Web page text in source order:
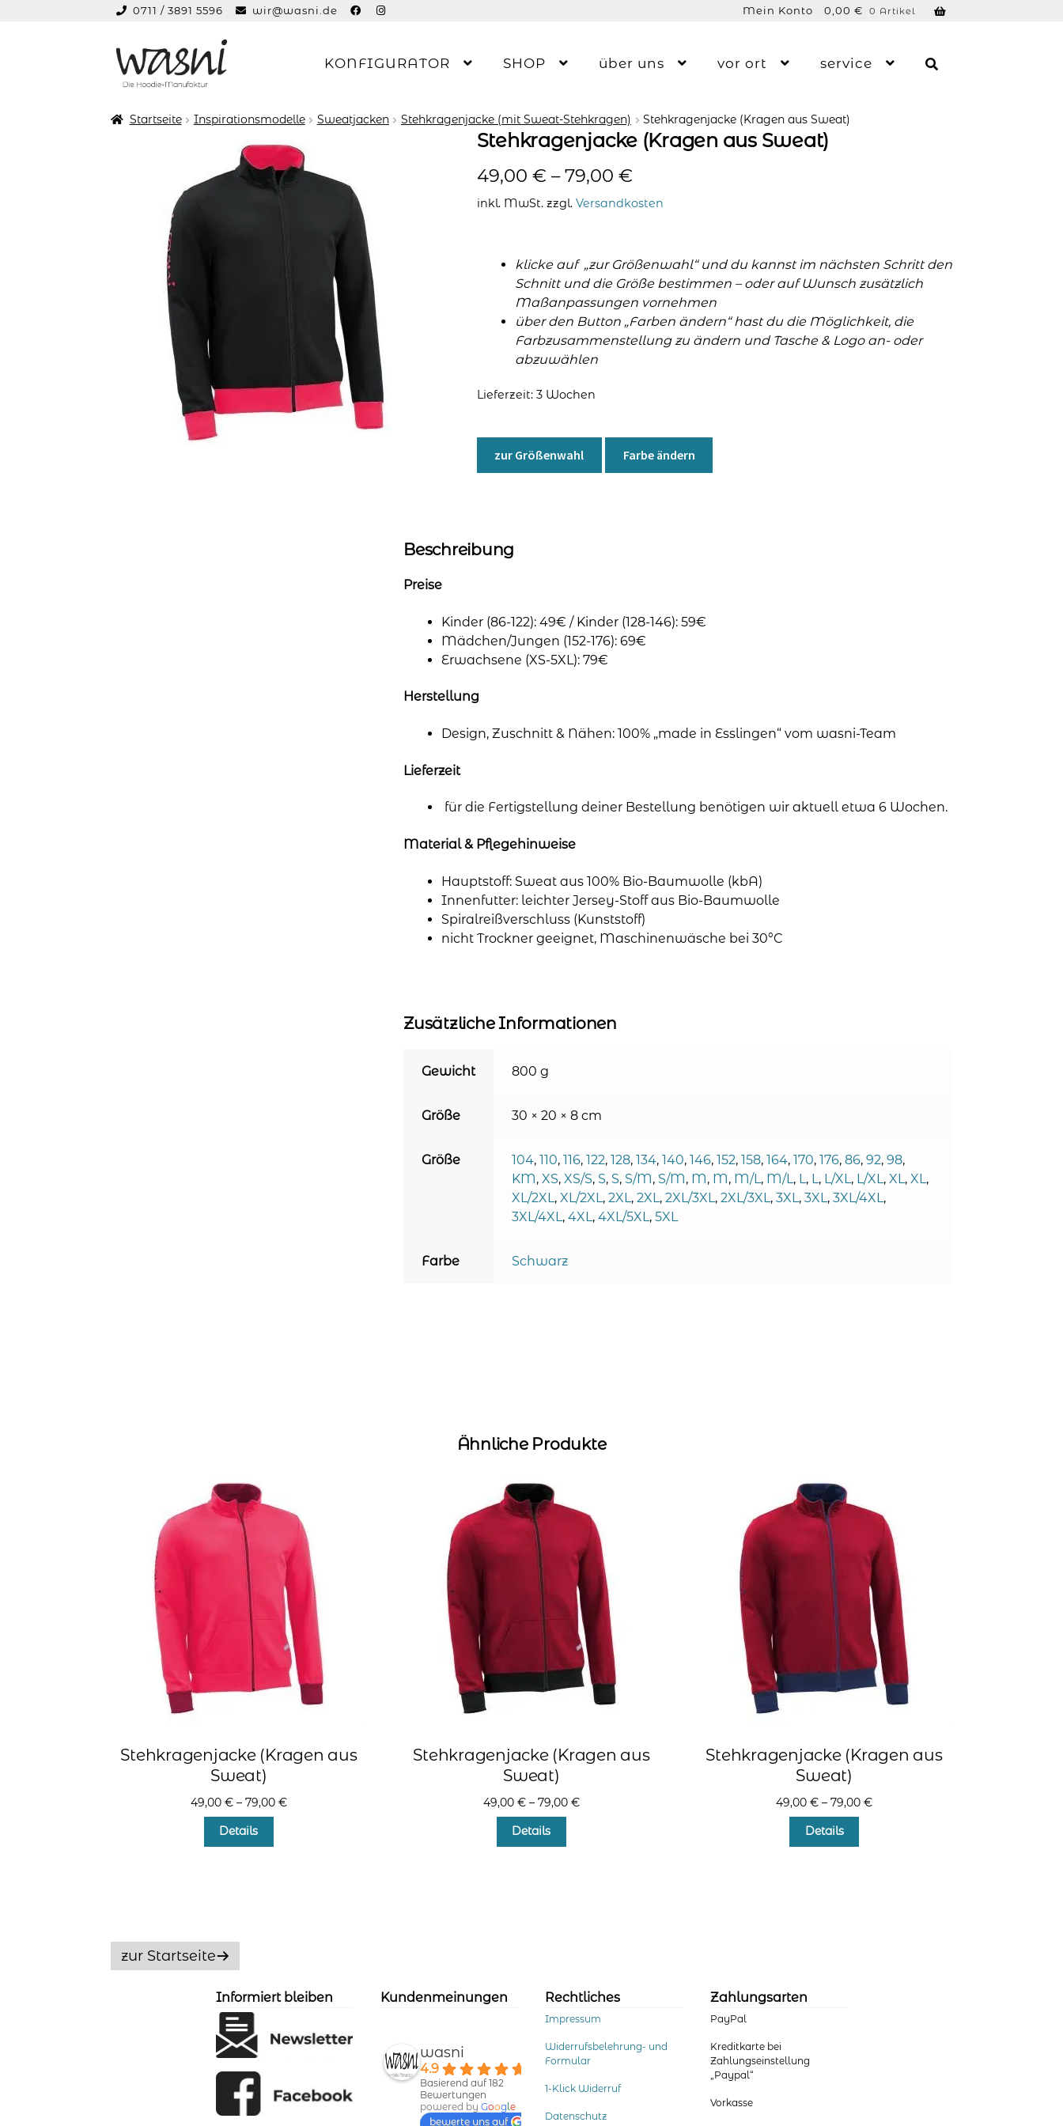
0,00 € 0 Artikel
0711 / 3891 5596 wir@wasni.de Mein Konto
Zur
springen
Zum
springen
KONFIGURATOR SHOP über uns vor ort service
Startseite Inspirationsmodelle Sweatjacken Stehkragenjacke (mit Sweat-Stehkragen) Stehkragenjacke (Kragen aus Sweat)
Stehkragenjacke (Kragen aus Sweat)
49,00 € –79,00 €
inkl. MwSt. zzgl. Versandkosten
klicke auf „zur Größenwahl“ und du kannst im nächsten Schritt den
Schnitt und die Größe bestimmen – oder auf Wunsch zusätzlich
Maßanpassungen vornehmen
über den Button „Farben ändern“ hast du die Möglichkeit, die
Farbzusammenstellung zu ändern und Tasche & Logo an- oder
abzuwählen
Lieferzeit: 3 Wochen
zur Größenwahl Farbe ändern
Beschreibung
Preise
Kinder (86-122): 49€ / Kinder (128-146): 59€
Mädchen/Jungen (152-176): 69€
Erwachsene (XS-5XL): 79€
Herstellung
Design, Zuschnitt & Nähen: 100% „made in Esslingen“ vom wasni-Team
Lieferzeit
für die Fertigstellung deiner Bestellung benötigen wir aktuell etwa 6 Wochen.
Material & Pflegehinweise
Hauptstoff: Sweat aus 100% Bio-Baumwolle (kbA)
Innenfutter: leichter Jersey-Stoff aus Bio-Baumwolle
Spiralreißverschluss (Kunststoff)
nicht Trockner geeignet, Maschinenwäsche bei 30°C
Zusätzliche Informationen
Gewicht 800 g
Größe 30 × 20 × 8 cm
Größe 104, 110, 116, 122, 128, 134, 140, 146, 152, 158, 164, 170, 176, 86, 92, 98,
KM, XS, XS/S, S, S, S/M, S/M, M, M, M/L, M/L, L, L, L/XL, L/XL, XL, XL,
XL/2XL, XL/2XL, 2XL, 2XL, 2XL/3XL, 2XL/3XL, 3XL, 3XL, 3XL/4XL,
3XL/4XL, 4XL, 4XL/5XL, 5XL
Farbe Schwarz
Ähnliche Produkte
Stehkragenjacke (Kragen aus
Sweat)
49,00 €– 79,00 €
Details
der
Produktseite
werden
Stehkragenjacke (Kragen aus
Sweat)
49,00 €– 79,00 €
Details
der
Produktseite
gewählt
werden
Stehkragenjacke (Kragen aus
Sweat)
49,00€ –79,00€
Details
zur Startseite
Informiert bleiben Kundenmeinungen
wasni
4.9
Basierend auf 182
Bewertungen
powered byGoogle
bewerte uns auf
Rechtliches
Impressum
Widerrufsbelehrung- und
Formular
1-Klick Widerruf
Datenschutz
Zahlungsarten
PayPal
Kreditkarte bei
Zahlungseinstellung
„Paypal“
Vorkasse